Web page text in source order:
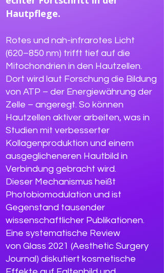
Hautpflege.
Rotes und nah-infrarotes Licht
(620–850 nm) trifft tief auf die
Mitochondrien in den Hautzellen.
Dort wird laut Forschung die Bildung
von ATP – der Energiewährung der
Zelle – angeregt. So können
Hautzellen aktiver arbeiten, was in
Studien mit verbesserter
Kollagenproduktion und einem
ausgeglicheneren Hautbild in
Verbindung gebracht wird.
Dieser Mechanismus heißt
Photobiomodulation und ist
Gegenstand tausender
wissenschaftlicher Publikationen.
Eine systematische Review
von Glass 2021 (Aesthetic Surgery
Journal) diskutiert kosmetische